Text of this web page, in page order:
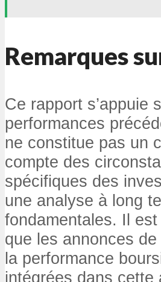
Remarques
Ce rapport s’appuie
performances
ne constitue pas un
compte des
spécifiques des
une analyse à long
fondamentales. Il
que les annonces de
la performance
intégrées dans cette